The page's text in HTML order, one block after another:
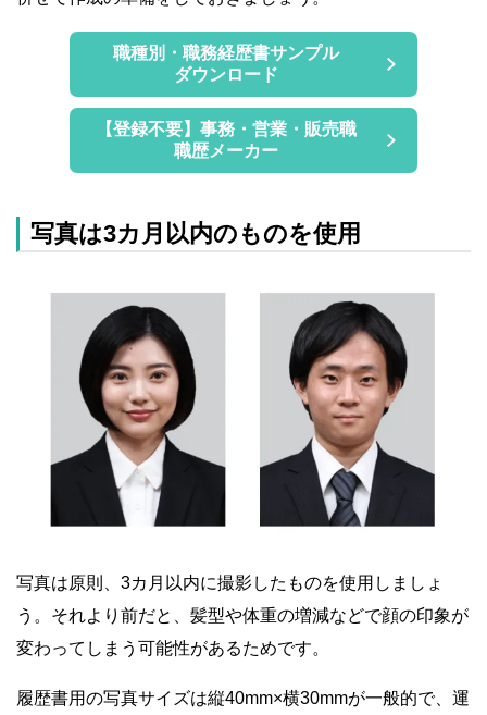
職種別・職務経歴書サンプル
ダウンロード
【登録不要】事務・営業・販売職
職歴メーカー
写真は3カ月以内のものを使用
写真は原則、3カ月以内に撮影したものを使用しましょ
う。それより前だと、髪型や体重の増減などで顔の印象が
変わってしまう可能性があるためです。
履歴書用の写真サイズは縦40mm×横30mmが一般的で、運